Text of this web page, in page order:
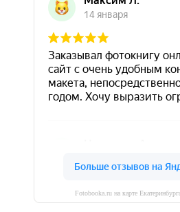
Fotobooka.ru на карте